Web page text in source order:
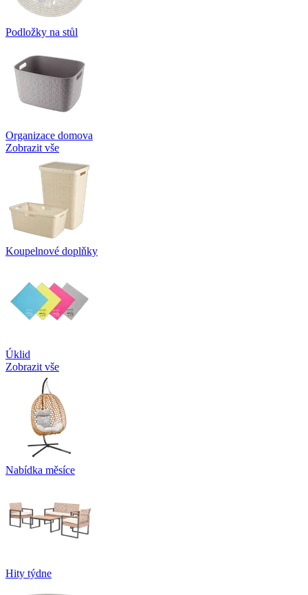
Podložky na stůl
Organizace domova
Zobrazit vše
Koupelnové doplňky
Úklid
Zobrazit vše
Nabídka měsíce
Hity týdne